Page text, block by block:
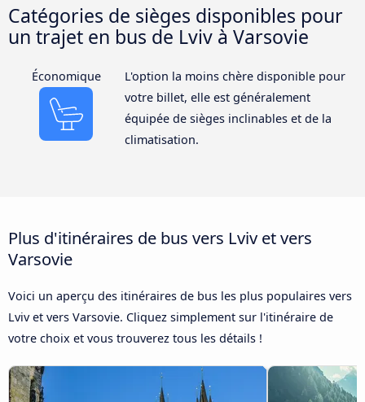
Catégories de sièges disponibles pour
un trajet en bus de Lviv à Varsovie
Économique
L'option la moins chère disponible pour
votre billet, elle est généralement
équipée de sièges inclinables et de la
climatisation.
Plus d'itinéraires de bus vers Lviv et vers
Varsovie
Voici un aperçu des itinéraires de bus les plus populaires vers
Lviv et vers Varsovie. Cliquez simplement sur l'itinéraire de
votre choix et vous trouverez tous les détails !